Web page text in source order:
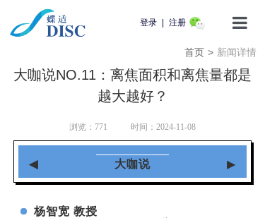
首页
登录 注册
大咖说NO.11：离焦面积和离焦量都是
越大越好？
浏览： 771 时间：2024-11-08
◀ 大咖说 ▶
杨智宽 教授
首页 > 新闻详情